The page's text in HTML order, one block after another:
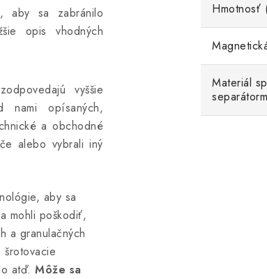
aby sa zabránilo
opis vhodných
vyššie
opísaných,
a obchodné
alebo vybrali iný
aby sa
mohli poškodiť,
a granulačných
atď. Môže sa
Hmotnosť
Materiál